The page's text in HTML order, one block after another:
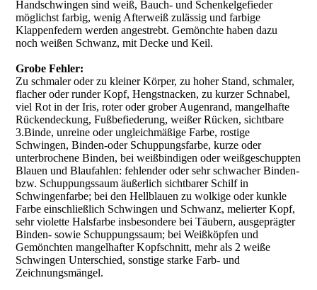
Handschwingen sind weiß, Bauch- und Schenkelgefieder
möglichst farbig, wenig Afterweiß zulässig und farbige
Klappenfedern werden angestrebt. Gemönchte haben dazu
noch weißen Schwanz, mit Decke und Keil.
Grobe Fehler:
Zu schmaler oder zu kleiner Körper, zu hoher Stand, schmaler,
flacher oder runder Kopf, Hengstnacken, zu kurzer Schnabel,
viel Rot in der Iris, roter oder grober Augenrand, mangelhafte
Rückendeckung, Fußbefiederung, weißer Rücken, sichtbare
3.Binde, unreine oder ungleichmäßige Farbe, rostige
Schwingen, Binden-oder Schuppungsfarbe, kurze oder
unterbrochene Binden, bei weißbindigen oder weißgeschuppten
Blauen und Blaufahlen: fehlender oder sehr schwacher Binden-
bzw. Schuppungssaum äußerlich sichtbarer Schilf in
Schwingenfarbe; bei den Hellblauen zu wolkige oder kunkle
Farbe einschließlich Schwingen und Schwanz, melierter Kopf,
sehr violette Halsfarbe insbesondere bei Täubern, ausgeprägter
Binden- sowie Schuppungssaum; bei Weißköpfen und
Gemönchten mangelhafter Kopfschnitt, mehr als 2 weiße
Schwingen Unterschied, sonstige starke Farb- und
Zeichnungsmängel.